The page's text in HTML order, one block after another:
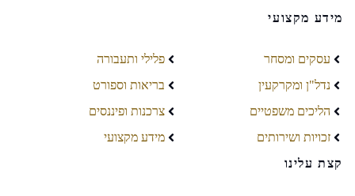
מידע מקצועי
עסקים ומסחר
נדל"ן ומקרקעין
הליכים משפטיים
זכויות ושירותים
פלילי ותעבורה
בריאות וספורט
צרכנות ופיננסים
מידע מקצועי
קצת עלינו